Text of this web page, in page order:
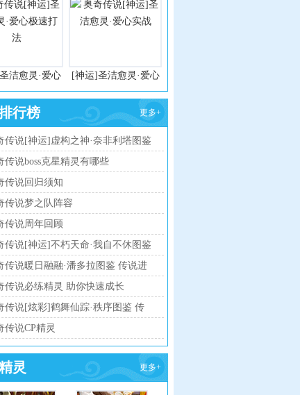
洁愈灵·爱心
速打法
[神运]圣洁愈灵·爱心
实战
行榜 更多+
传说[神运]虚构之神·奈非利塔图鉴
进化技能表
传说boss克星精灵有哪些
传说回归须知
传说梦之队阵容
传说周年回顾
传说[神运]不朽天命·我自不休图鉴
进化技能表
传说暖日融融·潘多拉图鉴 传说进
能表
传说必练精灵 助你快速成长
传说[炫彩]鹤舞仙踪·秩序图鉴 传
化技能表
传说CP精灵
灵 更多+